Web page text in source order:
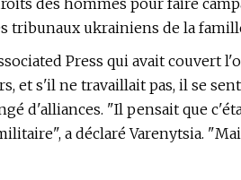
des hommes pour faire
tribunaux ukrainiens de la
Press qui avait couvert
et s'il ne travaillait pas, il se
d'alliances. "Il pensait que
a déclaré Varenytsia.